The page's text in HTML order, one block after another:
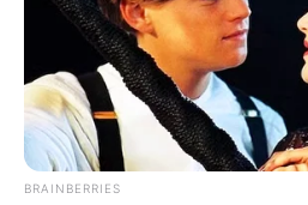
Por su parte, el consultor
aseguró que no ha sido posible
justicia del país garanticen a las
BRAINBERRIES